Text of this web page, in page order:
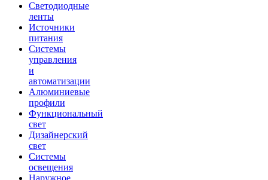
Светодиодные
ленты
Источники
питания
Системы
управления
и
автоматизации
Алюминиевые
профили
Функциональный
свет
Дизайнерский
свет
Системы
освещения
Наружное